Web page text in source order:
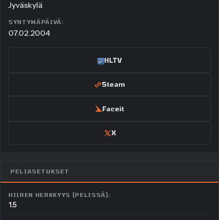
Jyväskylä
SYNTYMÄPÄIVÄ:
07.02.2004
HLTV
Steam
Faceit
X
PELIASETUKSET
HIIREN HERKKYYS (PELISSÄ):
1.5